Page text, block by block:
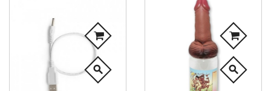
search search